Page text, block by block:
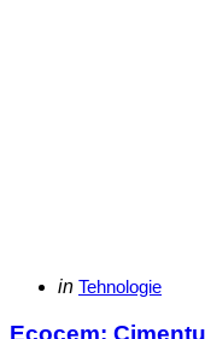
Categories
Posted
in Tehnologie
Ecocem: